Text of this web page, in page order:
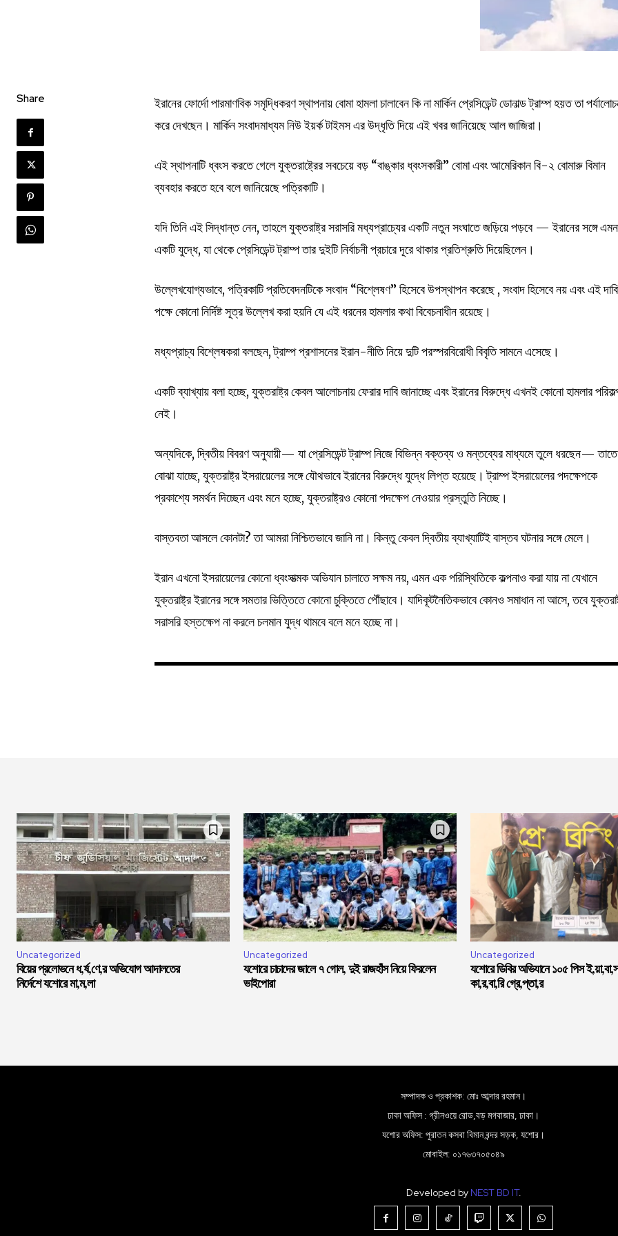
Share
ইরানের ফোর্দো পারমাণবিক সমৃদ্ধিকরণ স্থাপনায় বোমা হামলা চালাবেন কি না মার্কিন প্রেসিডেন্ট ডোনাল্ড ট্রাম্প হয়ত তা
করে দেখছেন। মার্কিন সংবাদমাধ্যম নিউ ইয়র্ক টাইমস এর উদ্ধৃতি দিয়ে এই খবর জানিয়েছে আল জাজিরা।
এই স্থাপনাটি ধ্বংস করতে গেলে যুক্তরাষ্ট্রের সবচেয়ে বড় “বাঙ্কার ধ্বংসকারী” বোমা এবং আমেরিকান বি-২ বোমারু বিমান
ব্যবহার করতে হবে বলে জানিয়েছে পত্রিকাটি।
যদি তিনি এই সিদ্ধান্ত নেন, তাহলে যুক্তরাষ্ট্র সরাসরি মধ্যপ্রাচ্যের একটি নতুন সংঘাতে জড়িয়ে পড়বে — ইরানের সঙ্গে এমন
একটি যুদ্ধে, যা থেকে প্রেসিডেন্ট ট্রাম্প তার দুইটি নির্বাচনী প্রচারে দূরে থাকার প্রতিশ্রুতি দিয়েছিলেন।
উল্লেখযোগ্যভাবে, পত্রিকাটি প্রতিবেদনটিকে সংবাদ “বিশ্লেষণ” হিসেবে উপস্থাপন করেছে , সংবাদ হিসেবে নয় এবং এই
পক্ষে কোনো নির্দিষ্ট সূত্র উল্লেখ করা হয়নি যে এই ধরনের হামলার কথা বিবেচনাধীন রয়েছে।
মধ্যপ্রাচ্য বিশ্লেষকরা বলছেন, ট্রাম্প প্রশাসনের ইরান-নীতি নিয়ে দুটি পরস্পরবিরোধী বিবৃতি সামনে এসেছে।
একটি ব্যাখ্যায় বলা হচ্ছে, যুক্তরাষ্ট্র কেবল আলোচনায় ফেরার দাবি জানাচ্ছে এবং ইরানের বিরুদ্ধে এখনই কোনো হামলার
নেই।
অন্যদিকে, দ্বিতীয় বিবরণ অনুযায়ী— যা প্রেসিডেন্ট ট্রাম্প নিজে বিভিন্ন বক্তব্য ও মন্তব্যের মাধ্যমে তুলে ধরছেন— তাতে
বোঝা যাচ্ছে, যুক্তরাষ্ট্র ইসরায়েলের সঙ্গে যৌথভাবে ইরানের বিরুদ্ধে যুদ্ধে লিপ্ত হয়েছে। ট্রাম্প ইসরায়েলের পদক্ষেপকে
প্রকাশ্যে সমর্থন দিচ্ছেন এবং মনে হচ্ছে, যুক্তরাষ্ট্রও কোনো পদক্ষেপ নেওয়ার প্রস্তুতি নিচ্ছে।
বাস্তবতা আসলে কোনটা? তা আমরা নিশ্চিতভাবে জানি না। কিন্তু কেবল দ্বিতীয় ব্যাখ্যাটিই বাস্তব ঘটনার সঙ্গে মেলে।
ইরান এখনো ইসরায়েলের কোনো ধ্বংসাত্মক অভিযান চালাতে সক্ষম নয়, এমন এক পরিস্থিতিকে কল্পনাও করা যায় না যেখানে
যুক্তরাষ্ট্র ইরানের সঙ্গে সমতার ভিত্তিতে কোনো চুক্তিতে পৌঁছাবে। যাদিকূটনৈতিকভাবে কোনও সমাধান না আসে, তবে
সরাসরি হস্তক্ষেপ না করলে চলমান যুদ্ধ থামবে বলে মনে হচ্ছে না।
Uncategorized
বিয়ের প্রলোভনে ধ,র্ষ,ণে,র অভিযোগ আদালতের
নির্দেশে যশোরে মা,ম,লা
Uncategorized
যশোরে চাচাদের জালে ৭ গোল, দুই রাজহাঁস নিয়ে ফিরলেন
ভাইপোরা
Uncategorized
যশোরে ডিবির অভিযানে ১০৫ পিস
কা,র,বা,রি গ্রে,প্তা,র
সম্পাদক ও প্রকাশক: মোঃ আব্দার রহমান।
ঢাকা অফিস : গ্রীনওয়ে রোড,বড় মগবাজার, ঢাকা।
যশোর অফিস: পুরাতন কসবা বিমান বন্দর সড়ক, যশোর।
মোবাইল: ০১৭৬৩৭০৫০৪৯
Developed by NEST BD IT.